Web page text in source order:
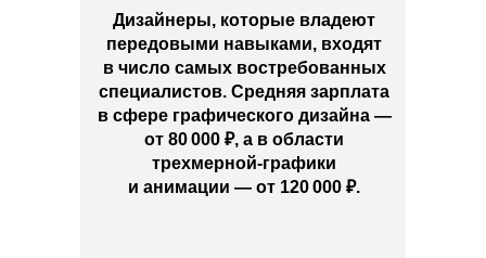
Дизайнеры, которые владеют
передовыми навыками, входят
в число самых востребованных
специалистов. Средняя зарплата
в сфере графического дизайна —
от 80 000 ₽, а в области
трехмерной-графики
и анимации — от 120 000 ₽.